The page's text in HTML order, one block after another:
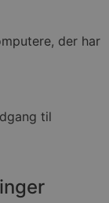
der har
til